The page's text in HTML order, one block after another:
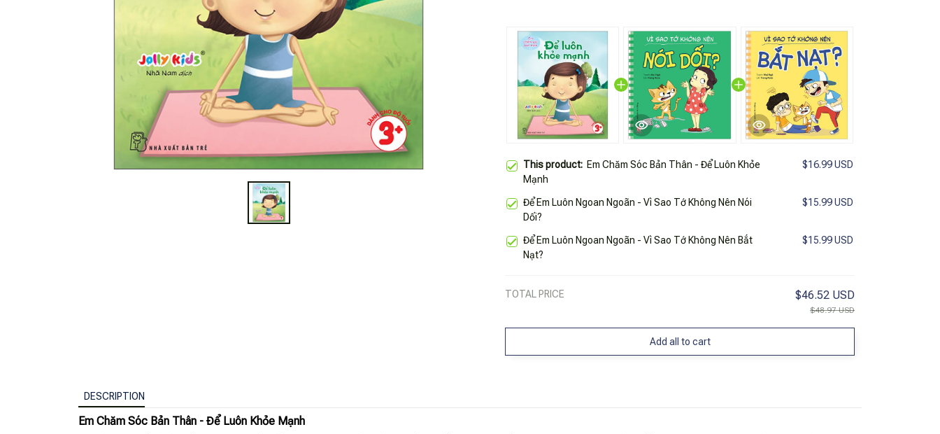
This product: Em Chăm Sóc Bản Thân - Để Luôn Khỏe
Mạnh
$16.99 USD
Để Em Luôn Ngoan Ngoãn - Vì Sao Tớ Không Nên Nói
Dối?
$15.99 USD
Để Em Luôn Ngoan Ngoãn - Vì Sao Tớ Không Nên Bắt
Nạt?
$15.99 USD
TOTAL PRICE $46.52 USD
$48.97 USD
Add all to cart
DESCRIPTION
Em Chăm Sóc Bản Thân - Để Luôn Khỏe Mạnh